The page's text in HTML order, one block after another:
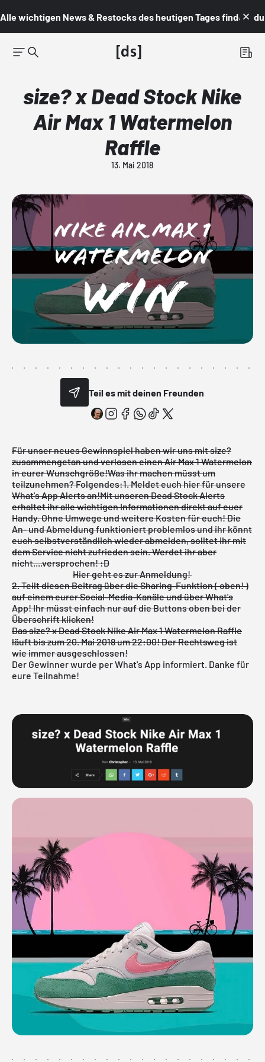
Alle wichtigen News & Restocks des heutigen Tages findest du
size? x Dead Stock Nike
Air Max 1 Watermelon
Raffle
13. Mai 2018
Teil es mit deinen Freunden
Für unser neues Gewinnspiel haben wir uns mitsize?
zusammengetan und verlosen einenAir Max 1 Watermelon
in eurer Wunschgröße!Was ihr machen müsst um
teilzunehmen? Folgendes:1. Meldet euch hier für unsere
What's App Alerts an!Mit unserenDead Stock Alerts
erhaltet ihr alle wichtigen Informationen direkt auf euer
Handy. Ohne Umwege und weitere Kosten für euch! Die
An- und Abmeldung funktioniert problemlos und ihr könnt
euch selbstverständlich wieder abmelden, solltet ihr mit
dem Service nicht zufrieden sein. Werdet ihr aber
nicht....versprochen! :D
Hier geht es zur Anmeldung!
2. Teilt diesen Beitrag über die Sharing-Funktion ( oben! )
auf einem eurer Social-Media-Kanäle und über What's
App! Ihr müsst einfach nur auf die Buttons oben bei der
Überschrift klicken!
Das size? x Dead Stock Nike Air Max 1 Watermelon Raffle
läuft bis zum 20. Mai 2018 um 22:00! Der Rechtsweg ist
wie immer ausgeschlossen!
Der Gewinner wurde per What's App informiert. Danke für
eure Teilnahme!